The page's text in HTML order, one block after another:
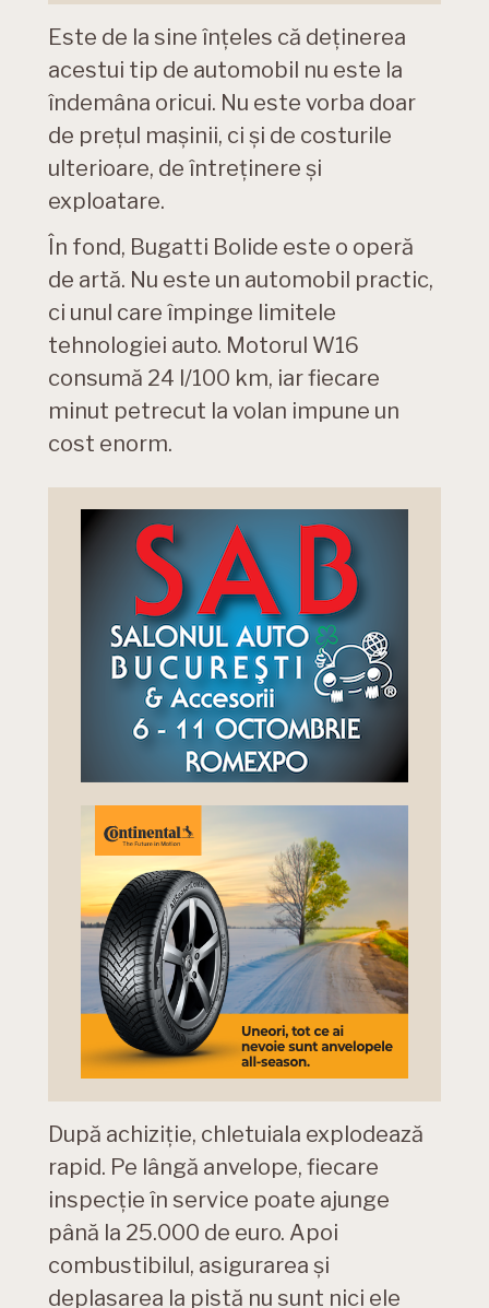
Este de la sine înțeles că deținerea
acestui tip de automobil nu este la
îndemâna oricui. Nu este vorba doar
de prețul mașinii, ci și de costurile
ulterioare, de întreținere și
exploatare.
În fond, Bugatti Bolide este o operă
de artă. Nu este un automobil practic,
ci unul care împinge limitele
tehnologiei auto. Motorul W16
consumă 24 l/100 km, iar fiecare
minut petrecut la volan impune un
cost enorm.
După achiziție, chletuiala explodează
rapid. Pe lângă anvelope, fiecare
inspecție în service poate ajunge
până la 25.000 de euro. Apoi
combustibilul, asigurarea și
deplasarea la pistă nu sunt nici ele